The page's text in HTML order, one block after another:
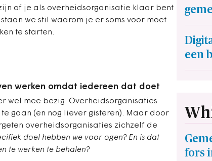
of je als overheidsorganisatie klaar bent
we stil waarom je er soms voor moet
te starten.
werken omdat iedereen dat doet
wel mee bezig. Overheidsorganisaties
gaan (en nog liever gisteren). Maar door
overheidsorganisaties zichzelf de
doel hebben we voor ogen? En is dat
te werken te behalen?
een
fors